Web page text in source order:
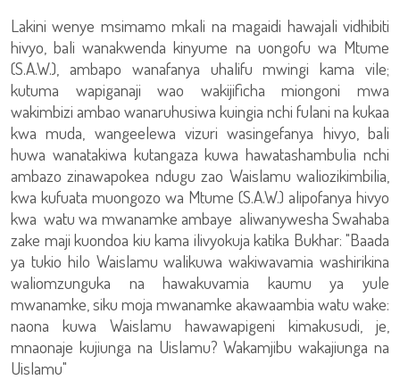
Lakini wenye msimamo mkali na magaidi hawajali vidhibiti
hivyo, bali wanakwenda kinyume na uongofu wa Mtume
(S.A.W.), ambapo wanafanya uhalifu mwingi kama vile;
kutuma wapiganaji wao wakijificha miongoni mwa
wakimbizi ambao wanaruhusiwa kuingia nchi fulani na kukaa
kwa muda, wangeelewa vizuri wasingefanya hivyo, bali
huwa wanatakiwa kutangaza kuwa hawatashambulia nchi
ambazo zinawapokea ndugu zao Waislamu waliozikimbilia,
kwa kufuata muongozo wa Mtume (S.A.W.) alipofanya hivyo
kwa watu wa mwanamke ambaye aliwanywesha Swahaba
zake maji kuondoa kiu kama ilivyokuja katika Bukhar: "Baada
ya tukio hilo Waislamu walikuwa wakiwavamia washirikina
waliomzunguka na hawakuvamia kaumu ya yule
mwanamke, siku moja mwanamke akawaambia watu wake:
naona kuwa Waislamu hawawapigeni kimakusudi, je,
mnaonaje kujiunga na Uislamu? Wakamjibu wakajiunga na
Uislamu"